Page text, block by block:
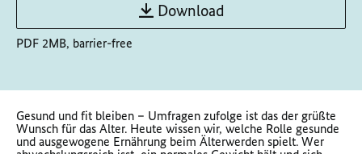
Download
PDF 2MB, barrier-free
Gesund und fit bleiben – Umfragen zufolge ist das der grüßte
Wunsch für das Alter. Heute wissen wir, welche Rolle gesunde
und ausgewogene Ernährung beim Älterwerden spielt. Wer